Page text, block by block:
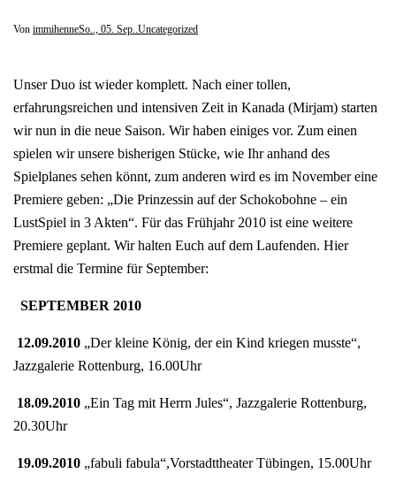
Von immihenneSo.., 05. Sep..Uncategorized
Unser Duo ist wieder komplett. Nach einer tollen,
erfahrungsreichen und intensiven Zeit in Kanada (Mirjam) starten
wir nun in die neue Saison. Wir haben einiges vor. Zum einen
spielen wir unsere bisherigen Stücke, wie Ihr anhand des
Spielplanes sehen könnt, zum anderen wird es im November eine
Premiere geben: „Die Prinzessin auf der Schokobohne – ein
LustSpiel in 3 Akten“. Für das Frühjahr 2010 ist eine weitere
Premiere geplant. Wir halten Euch auf dem Laufenden. Hier
erstmal die Termine für September:
SEPTEMBER 2010
12.09.2010 „Der kleine König, der ein Kind kriegen musste“,
Jazzgalerie Rottenburg, 16.00Uhr
18.09.2010 „Ein Tag mit Herrn Jules“, Jazzgalerie Rottenburg,
20.30Uhr
19.09.2010 „fabuli fabula“,Vorstadttheater Tübingen, 15.00Uhr